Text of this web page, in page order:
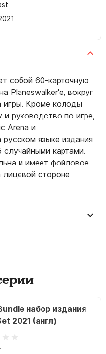
собой 60-карточную
Planeswalker'е, вокруг
игры. Кроме колоды
и руководство по игре,
Arena и
языке издания
случайными картами.
и имеет фойловое
лицевой стороне
набор издания
2021 (англ)